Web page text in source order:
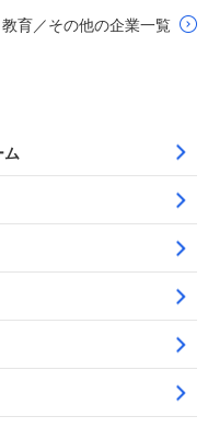
育／その他の企業一覧